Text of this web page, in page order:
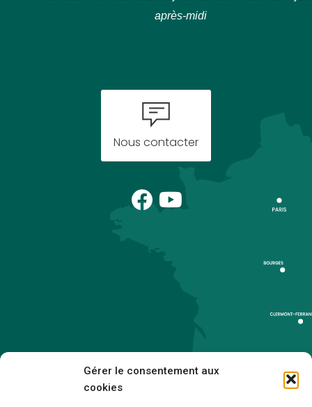
Gérer le consentement aux
cookies
après-midi
Nous contacter